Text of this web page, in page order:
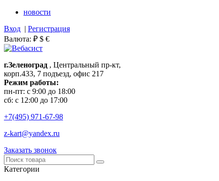
новости
Вход | Регистрация
Валюта: ₽ $ €
г.Зеленоград , Центральный пр-кт,
корп.433, 7 подъезд, офис 217
Режим работы:
пн-пт: с 9:00 до 18:00
сб: с 12:00 до 17:00
+7(495) 971-67-98
z-kart@yandex.ru
Заказать звонок
Категории